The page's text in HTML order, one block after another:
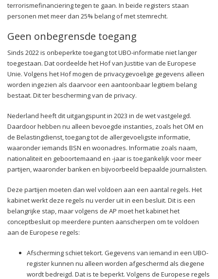
terrorismefinanciering tegen te gaan. In beide registers staan
personen met meer dan 25% belang of met stemrecht.
Geen onbegrensde toegang
Sinds 2022 is onbeperkte toegang tot UBO-informatie niet langer
toegestaan. Dat oordeelde het Hof van Justitie van de Europese
Unie. Volgens het Hof mogen de privacygevoelige gegevens alleen
worden ingezien als daarvoor een aantoonbaar legitiem belang
bestaat. Dit ter bescherming van de privacy.
Nederland heeft dit uitgangspunt in 2023 in de wet vastgelegd.
Daardoor hebben nu alleen bevoegde instanties, zoals het OM en
de Belastingdienst, toegang tot de allergevoeligste informatie,
waaronder iemands BSN en woonadres. Informatie zoals naam,
nationaliteit en geboortemaand en -jaar is toegankelijk voor meer
partijen, waaronder banken en bijvoorbeeld bepaalde journalisten.
Deze partijen moeten dan wel voldoen aan een aantal regels. Het
kabinet werkt deze regels nu verder uit in een besluit. Dit is een
belangrijke stap, maar volgens de AP moet het kabinet het
conceptbesluit op meerdere punten aanscherpen om te voldoen
aan de Europese regels:
Afscherming schiet tekort. Gegevens van iemand in een UBO-
register kunnen nu alleen worden afgeschermd als diegene
wordt bedreigd. Dat is te beperkt. Volgens de Europese regels